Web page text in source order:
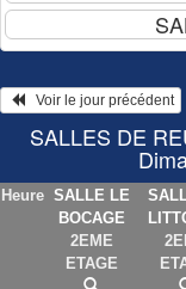
   Voir le jour précédent
SALLES DE
Heure SALLE LE
BOCAGE
2EME
ETAGE